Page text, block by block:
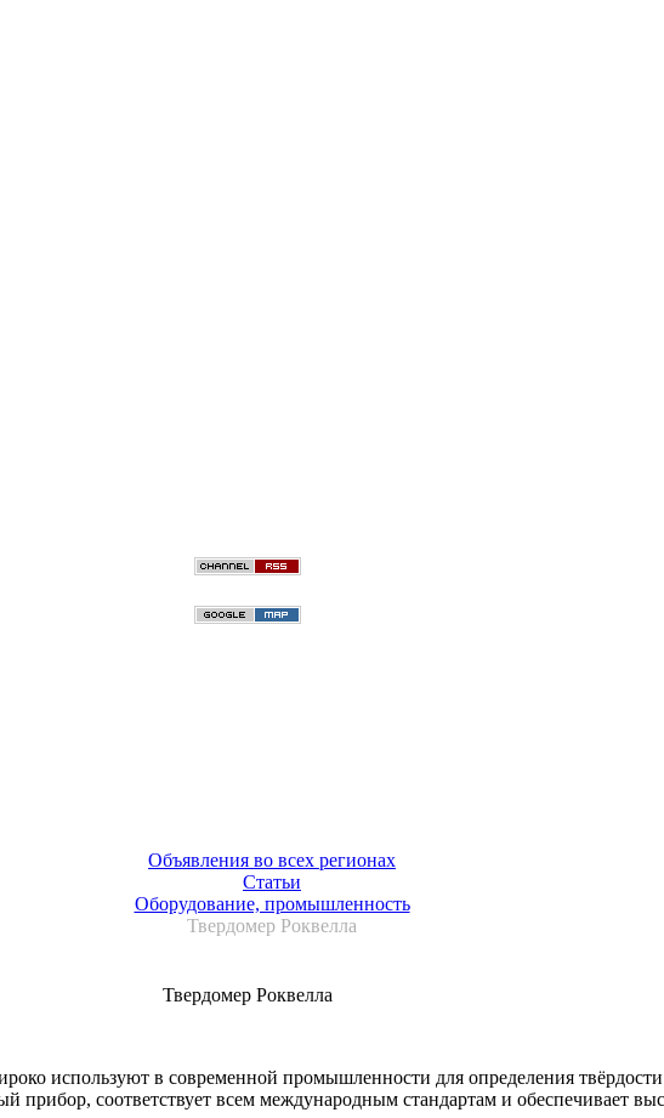
Объявления во всех регионах
Статьи
Оборудование, промышленность
Твердомер Роквелла
Твердомер Роквелла
используют в современной промышленности для определения
прибор, соответствует всем международным стандартам и обеспечивает